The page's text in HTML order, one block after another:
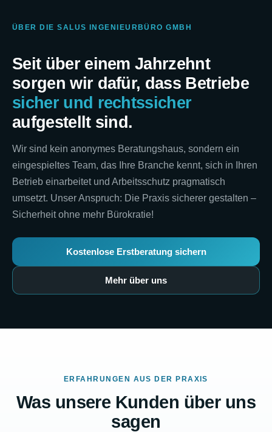
ÜBER DIE SALUS INGENIEURBÜRO GMBH
Seit über einem Jahrzehnt
sorgen wir dafür, dass Betriebe
sicher und rechtssicher
aufgestellt sind.
Wir sind kein anonymes Beratungshaus, sondern ein
eingespieltes Team, das Ihre Branche kennt, sich in Ihren
Betrieb einarbeitet und Arbeitsschutz pragmatisch
umsetzt. Unser Anspruch: Die Praxis sicherer gestalten –
Sicherheit ohne mehr Bürokratie!
Kostenlose Erstberatung sichern
Mehr über uns
ERFAHRUNGEN AUS DER PRAXIS
Was unsere Kunden über uns
sagen